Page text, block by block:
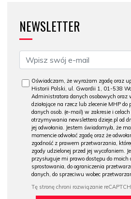
NEWSLETTER
Oświadczam, że wyrażam zgodę oraz
Historii Polski, ul. Gwardii 1, 01-538
Administratora danych osobowych oraz
działające na rzecz lub zlecenie MHP
danych osob. (e-mail) w zakresie i
otrzymywania newslettera dzieje.pl od
jej odwołania. Jestem świadomy/a, że
momencie odwołać zgodę oraz że
zgodność z prawem przetwarzania,
zgody udzielonej przed jej wycofaniem.
przysługuje mi prawo dostępu do moich
sprostowania, do ograniczenia
danych, do sprzeciwu wobec